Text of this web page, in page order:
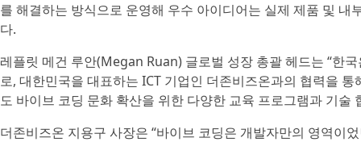
를 해결하는 방식으로 운영해 우수 아이디어는 실제 제품 및
다.
레플릿 메건 루안(Megan Ruan) 글로벌 성장 총괄 헤드는 “한
로, 대한민국을 대표하는 ICT 기업인 더존비즈온과의 협력을
도 바이브 코딩 문화 확산을 위한 다양한 교육 프로그램과 기술
더존비즈온 지용구 사장은 “바이브 코딩은 개발자만의 영역이